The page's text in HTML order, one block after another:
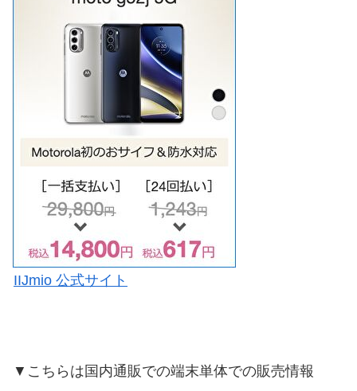
IIJmio 公式サイト
▼こちらは国内通販での端末単体での販売情報